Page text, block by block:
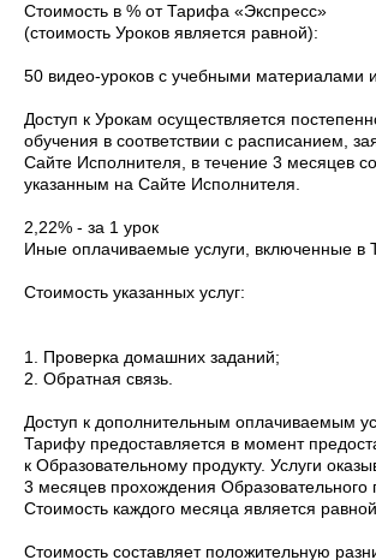
Стоимость в % от Тарифа «Экспресс»
(стоимость Уроков является равной):
50 видео-уроков с учебными материалами
Доступ к Урокам осуществляется
обучения в соответствии с расписанием,
Сайте Исполнителя, в течение 3 месяцев
указанным на Сайте Исполнителя.
2,22% - за 1 урок
Иные оплачиваемые услуги, включенные в
Стоимость указанных услуг:
1. Проверка домашних заданий;
2. Обратная связь.
Доступ к дополнительным оплачиваемым
Тарифу предоставляется в момент
к Образовательному продукту. Услуги
3 месяцев прохождения Образовательного
Стоимость каждого месяца является равной.
Стоимость составляет положительную